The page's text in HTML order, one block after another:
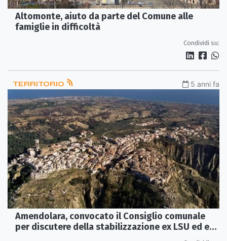
Altomonte, aiuto da parte del Comune alle
famiglie in difficoltà
Condividi su:
TERRITORIO 5 anni fa
Amendolara, convocato il Consiglio comunale
per discutere della stabilizzazione ex LSU ed ex